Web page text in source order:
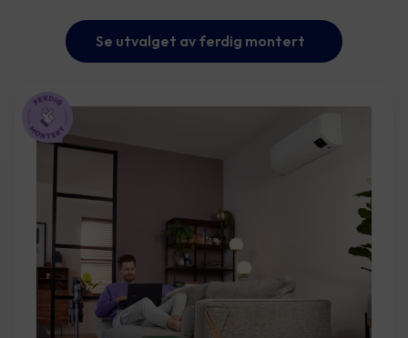
Se utvalget av ferdig montert